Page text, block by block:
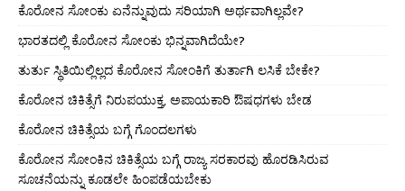
ಕೊರೋನ ಸೋಂಕು ಏನೆನ್ನುವುದು ಸರಿಯಾಗಿ ಅರ್ಥವಾಗಿಲ್ಲವೇ?
ಭಾರತದಲ್ಲಿ ಕೊರೋನ ಸೋಂಕು ಭಿನ್ನವಾಗಿದೆಯೇ?
ತುರ್ತು ಸ್ಥಿತಿಯಿಲ್ಲಿಲ್ಲದ ಕೊರೋನ ಸೋಂಕಿಗೆ ತುರ್ತಾಗಿ ಲಸಿಕೆ ಬೇಕೇ?
ಕೊರೋನ ಚಿಕಿತ್ಸೆಗೆ ನಿರುಪಯುಕ್ತ, ಅಪಾಯಕಾರಿ ಔಷಧಗಳು ಬೇಡ
ಕೊರೋನ ಚಿಕಿತ್ಸೆಯ ಬಗ್ಗೆ ಗೊಂದಲಗಳು
ಕೊರೋನ ಸೋಂಕಿನ ಚಿಕಿತ್ಸೆಯ ಬಗ್ಗೆ ರಾಜ್ಯ ಸರಕಾರವು ಹೊರಡಿಸಿರುವ
ಸೂಚನೆಯನ್ನು ಕೂಡಲೇ ಹಿಂಪಡೆಯಬೇಕು